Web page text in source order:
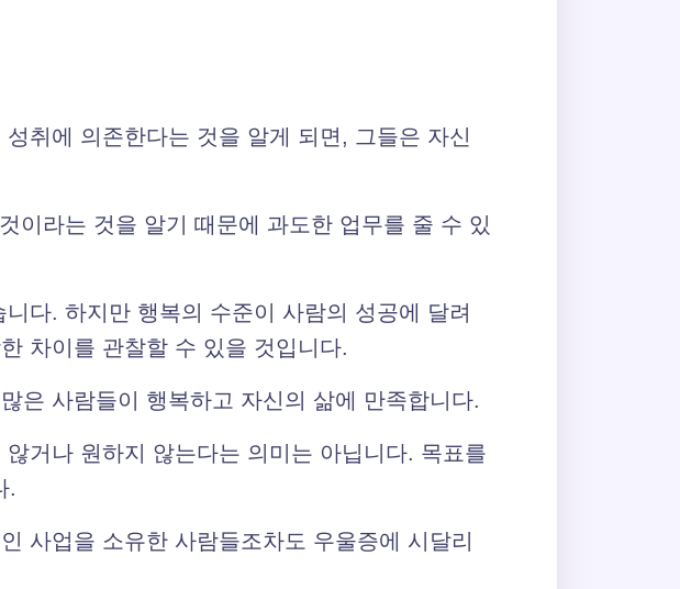
취에 의존한다는 것을 알게 되면, 그들은 자신
이라는 것을 알기 때문에 과도한 업무를 줄 수 있
다. 하지만 행복의 수준이 사람의 성공에 달려
차이를 관찰할 수 있을 것입니다.
은 사람들이 행복하고 자신의 삶에 만족합니다.
거나 원하지 않는다는 의미는 아닙니다. 목표를
.
사업을 소유한 사람들조차도 우울증에 시달리